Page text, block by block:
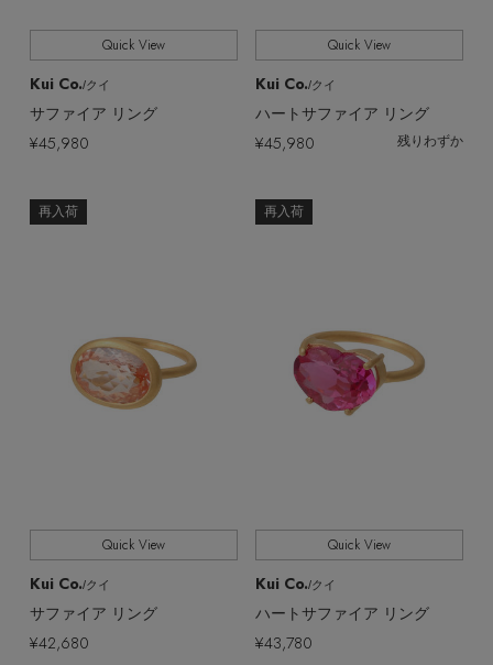
Quick View
Kui Co./クイ
サファイア リング
¥45,980
Quick View
Kui Co./クイ
ハートサファイア リング
¥45,980 残りわずか
再入荷
Quick View
Kui Co./クイ
サファイア リング
¥42,680
再入荷
Quick View
Kui Co./クイ
ハートサファイア リング
¥43,780